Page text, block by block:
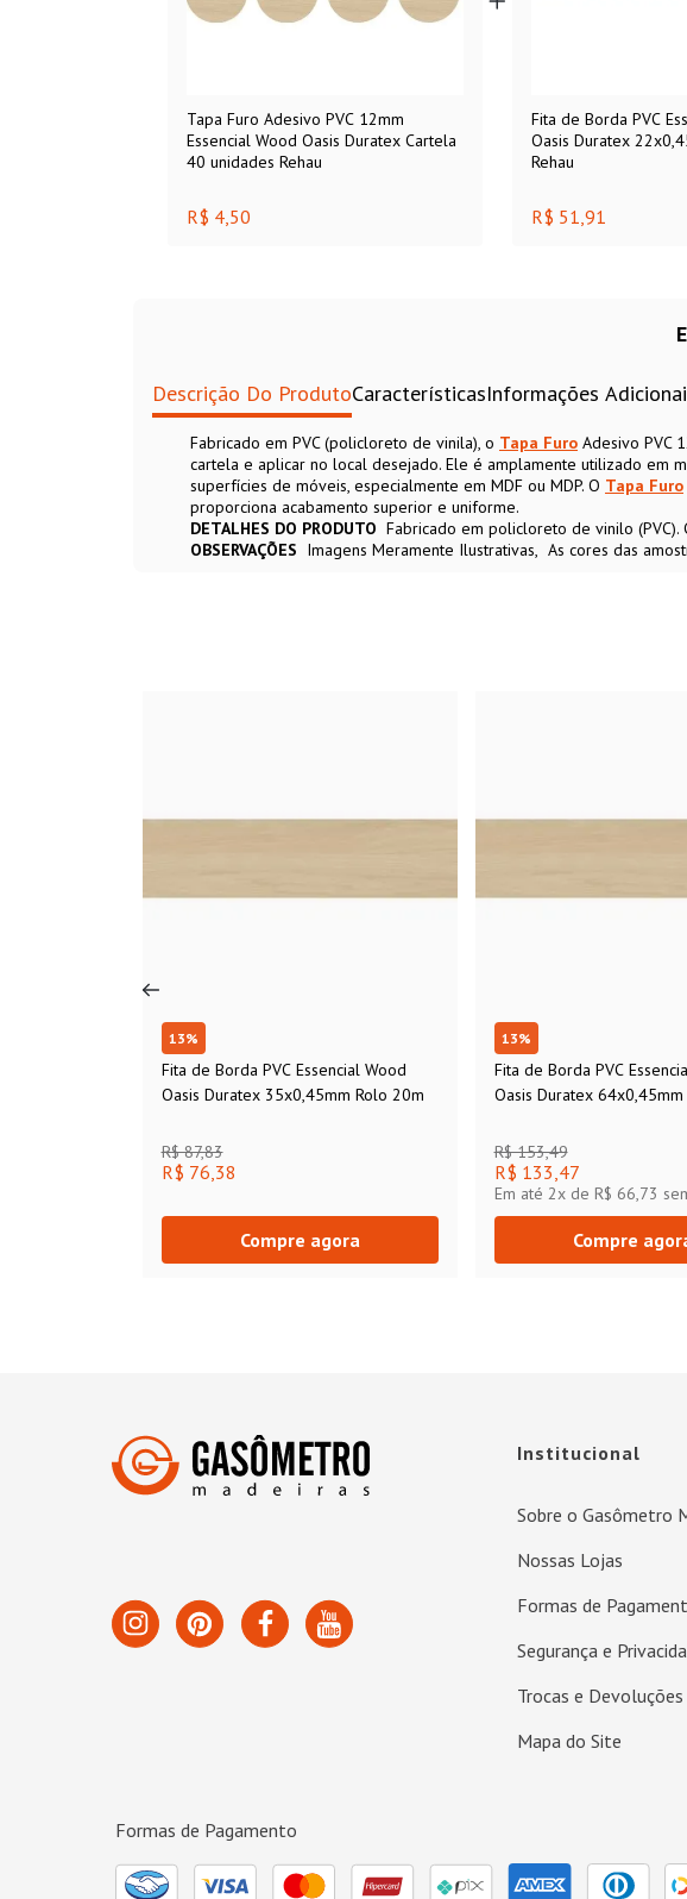
Tapa Furo Adesivo PVC 12mm
Essencial Wood Oasis Duratex Cartela
40 unidades Rehau
R$ 4,50
Fita de Borda PVC
Oasis Duratex
Rehau
R$ 51,91
Descrição Do ProdutoCaracterísticasInformações
Fabricado em PVC (policloreto de vinila), o Tapa Furo Adesivo PVC
cartela e aplicar no local desejado. Ele é amplamente utilizado em
superfícies de móveis, especialmente em MDF ou MDP. O Tapa Furo
proporciona acabamento superior e uniforme.
DETALHES DO PRODUTO Fabricado em policloreto de vinilo (PVC).
OBSERVAÇÕES Imagens Meramente Ilustrativas As cores das
13%
Fita de Borda PVC Essencial Wood
Oasis Duratex 35x0,45mm Rolo 20m
R$ 87,83
R$ 76,38
Compre agora
13%
Fita de Borda PVC
Oasis Duratex
R$ 153,49
R$ 133,47
Em até 2x de R$ 66,73
Compre
Institucional
Sobre o Gasômetro
Nossas Lojas
Formas de
Segurança e
Trocas e Devoluções
Mapa do Site
Formas de Pagamento